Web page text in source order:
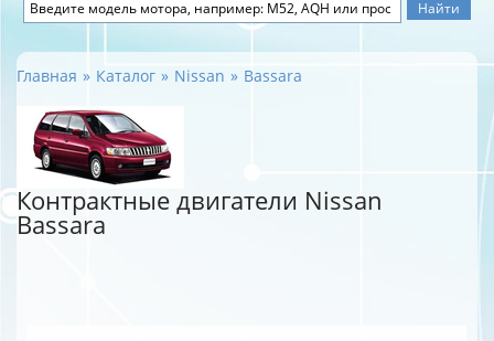
Главная Каталог Nissan Bassara
Контрактные двигатели Nissan
Bassara